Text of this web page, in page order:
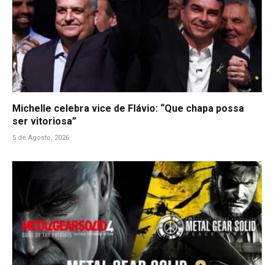
Michelle celebra vice de Flávio: “Que chapa possa
ser vitoriosa”
5 de Agosto, 2026